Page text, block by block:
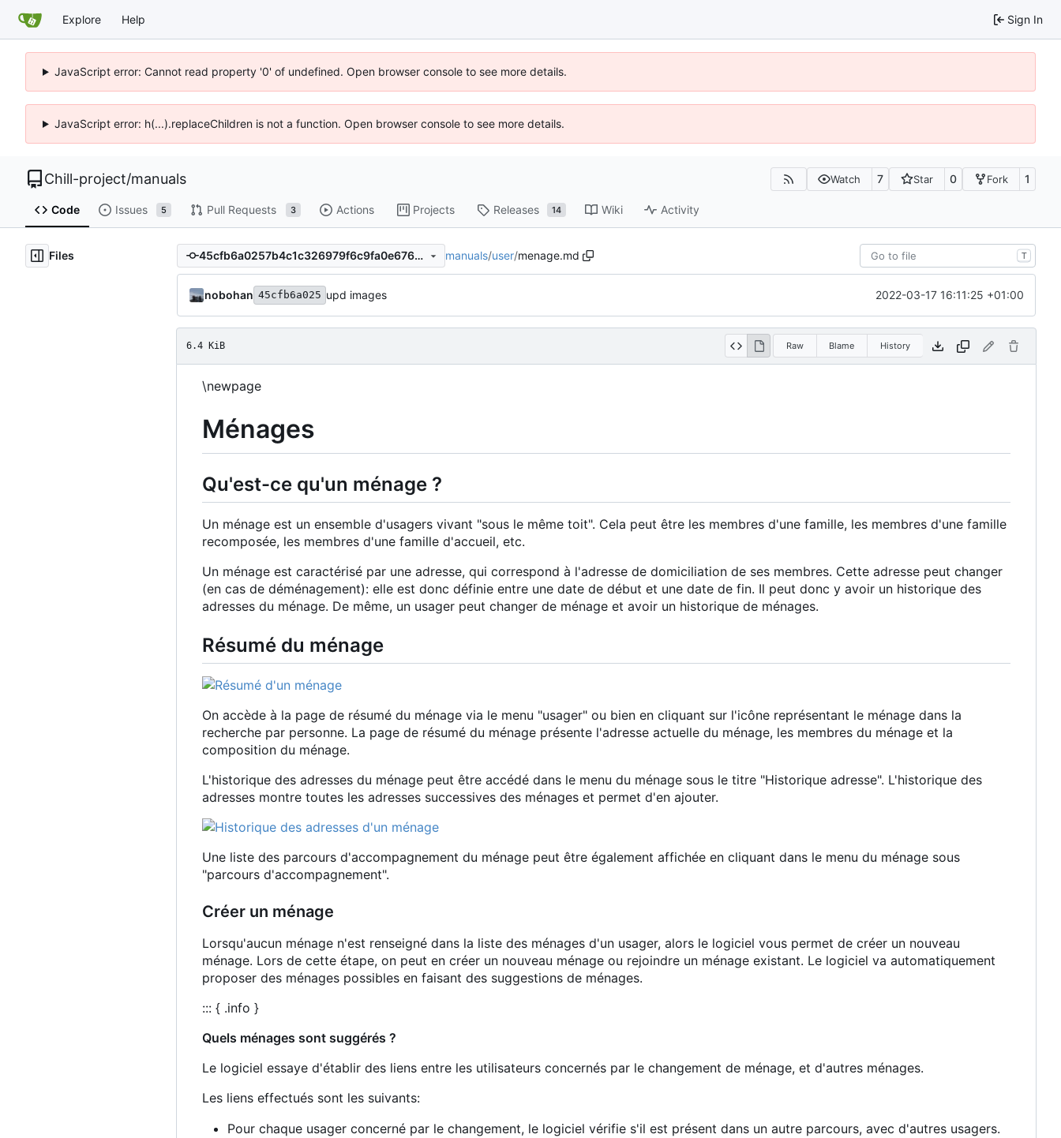
Explore Help Sign In
JavaScript error: Cannot read property '0' of undefined. Open browser console to see more details.
JavaScript error: h(...).replaceChildren is not a function. Open browser console to see more details.
Chill-project/manuals Watch 7 Star 0 Fork 1
Code Issues 5 Pull Requests 3 Actions Projects Releases 14 Wiki Activity
Files 45cfb6a0257b4c1c326979f6c9fa0e676307c01a manuals/user/menage.md T
nobohan 45cfb6a025 upd images 2022-03-17 16:11:25 +01:00
6.4 KiB Raw Blame History
\newpage
Ménages
Qu'est-ce qu'un ménage ?
Un ménage est un ensemble d'usagers vivant "sous le même toit". Cela peut être les membres d'une famille, les membres d'une famille
recomposée, les membres d'une famille d'accueil, etc.
Un ménage est caractérisé par une adresse, qui correspond à l'adresse de domiciliation de ses membres. Cette adresse peut changer
(en cas de déménagement): elle est donc définie entre une date de début et une date de fin. Il peut donc y avoir un historique des
adresses du ménage. De même, un usager peut changer de ménage et avoir un historique de ménages.
Résumé du ménage
On accède à la page de résumé du ménage via le menu "usager" ou bien en cliquant sur l'icône représentant le ménage dans la
recherche par personne. La page de résumé du ménage présente l'adresse actuelle du ménage, les membres du ménage et la
composition du ménage.
L'historique des adresses du ménage peut être accédé dans le menu du ménage sous le titre "Historique adresse". L'historique des
adresses montre toutes les adresses successives des ménages et permet d'en ajouter.
Une liste des parcours d'accompagnement du ménage peut être également affichée en cliquant dans le menu du ménage sous
"parcours d'accompagnement".
Créer un ménage
Lorsqu'aucun ménage n'est renseigné dans la liste des ménages d'un usager, alors le logiciel vous permet de créer un nouveau
ménage. Lors de cette étape, on peut en créer un nouveau ménage ou rejoindre un ménage existant. Le logiciel va automatiquement
proposer des ménages possibles en faisant des suggestions de ménages.
::: { .info }
Quels ménages sont suggérés ?
Le logiciel essaye d'établir des liens entre les utilisateurs concernés par le changement de ménage, et d'autres ménages.
Les liens effectués sont les suivants:
Pour chaque usager concerné par le changement, le logiciel vérifie s'il est présent dans un autre parcours, avec d'autres usagers.